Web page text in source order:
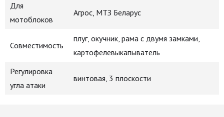
Для
мотоблоков
Агрос, МТЗ Беларус
Совместимость
плуг, окучник, рама с двумя замками,
картофелевыкапыватель
Регулировка
угла атаки
винтовая, 3 плоскости